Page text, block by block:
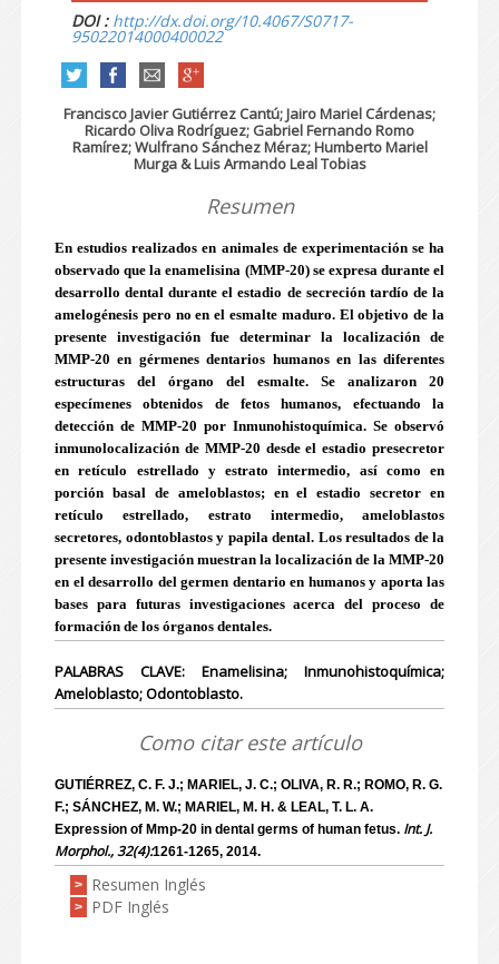
DOI : http://dx.doi.org/10.4067/S0717-
95022014000400022
Francisco Javier Gutiérrez Cantú; Jairo Mariel Cárdenas;
Ricardo Oliva Rodríguez; Gabriel Fernando Romo
Ramírez; Wulfrano Sánchez Méraz; Humberto Mariel
Murga & Luis Armando Leal Tobias
Resumen
En estudios realizados en animales de experimentación se ha
observado que la enamelisina (MMP-20) se expresa durante el
desarrollo dental durante el estadio de secreción tardío de la
amelogénesis pero no en el esmalte maduro. El objetivo de la
presente investigación fue determinar la localización de
MMP-20 en gérmenes dentarios humanos en las diferentes
estructuras del órgano del esmalte. Se analizaron 20
especímenes obtenidos de fetos humanos, efectuando la
detección de MMP-20 por Inmunohistoquímica. Se observó
inmunolocalización de MMP-20 desde el estadio presecretor
en retículo estrellado y estrato intermedio, así como en
porción basal de ameloblastos; en el estadio secretor en
retículo estrellado, estrato intermedio, ameloblastos
secretores, odontoblastos y papila dental. Los resultados de la
presente investigación muestran la localización de la MMP-20
en el desarrollo del germen dentario en humanos y aporta las
bases para futuras investigaciones acerca del proceso de
formación de los órganos dentales.
PALABRAS CLAVE: Enamelisina; Inmunohistoquímica;
Ameloblasto; Odontoblasto.
Como citar este artículo
GUTIÉRREZ, C. F. J.; MARIEL, J. C.; OLIVA, R. R.; ROMO, R. G.
F.; SÁNCHEZ, M. W.; MARIEL, M. H. & LEAL, T. L. A.
Expression of Mmp-20 in dental germs of human fetus. Int. J.
Morphol., 32(4):1261-1265, 2014.
> Resumen Inglés
> PDF Inglés